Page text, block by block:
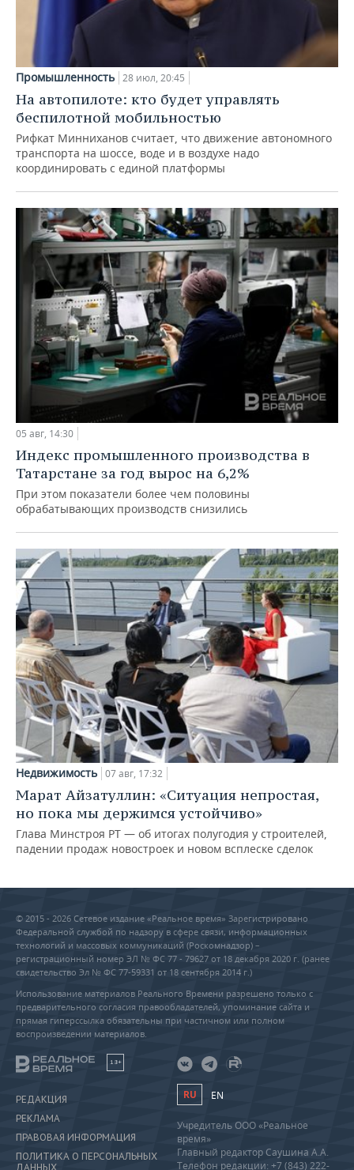
Промышленность 28 июл, 20:45
На автопилоте: кто будет управлять
беспилотной мобильностью
Рифкат Минниханов считает, что движение автономного
транспорта на шоссе, воде и в воздухе надо
координировать с единой платформы
05 авг, 14:30
Индекс промышленного производства в
Татарстане за год вырос на 6,2%
При этом показатели более чем половины
обрабатывающих производств снизились
Недвижимость 07 авг, 17:32
Марат Айзатуллин: «Ситуация непростая,
но пока мы держимся устойчиво»
Глава Минстроя РТ — об итогах полугодия у строителей,
падении продаж новостроек и новом всплеске сделок
© 2015 - 2026 Сетевое издание «Реальное время» Зарегистрировано
Федеральной службой по надзору в сфере связи, информационных
технологий и массовых коммуникаций (Роскомнадзор) –
регистрационный номер ЭЛ № ФС 77 - 79627 от 18 декабря 2020 г. (ранее
свидетельство Эл № ФС 77-59331 от 18 сентября 2014 г.)
Использование материалов Реального Времени разрешено только с
предварительного согласия правообладателей, упоминание сайта и
прямая гиперссылка обязательны при частичном или полном
воспроизведении материалов.
18+
РЕДАКЦИЯ
РЕКЛАМА
ПРАВОВАЯ ИНФОРМАЦИЯ
ПОЛИТИКА О ПЕРСОНАЛЬНЫХ
ДАННЫХ
RU EN
Учредитель ООО «Реальное
время»
Главный редактор Саушина А.А.
Телефон редакции: +7 (843) 222-